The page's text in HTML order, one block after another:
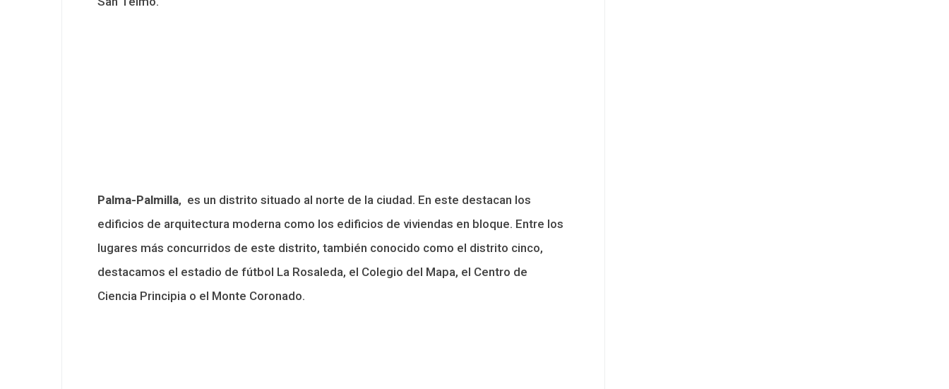
Palma-Palmilla, es un distrito situado al norte de la ciudad. En este destacan los
edificios de arquitectura moderna como los edificios de viviendas en bloque. Entre los
lugares más concurridos de este distrito, también conocido como el distrito cinco,
destacamos el estadio de fútbol La Rosaleda, el Colegio del Mapa, el Centro de
Ciencia Principia o el Monte Coronado.